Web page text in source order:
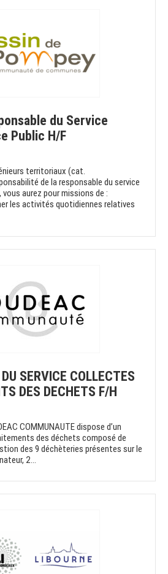
du Service
Public H/F
territoriaux (cat.
de la responsable du service
aurez pour missions de :
les activités quotidiennes relatives
SERVICE COLLECTES
DES DECHETS F/H
COMMUNAUTE dispose d’un
des déchets composé de
des 9 déchèteries présentes sur le
2...